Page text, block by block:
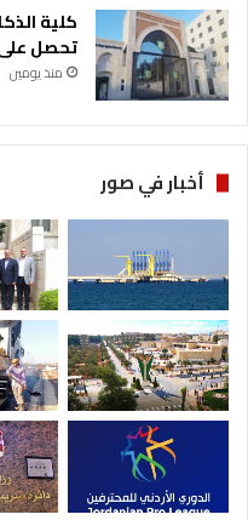
كلية
تحصل
منذ يومين
أخبار في صور